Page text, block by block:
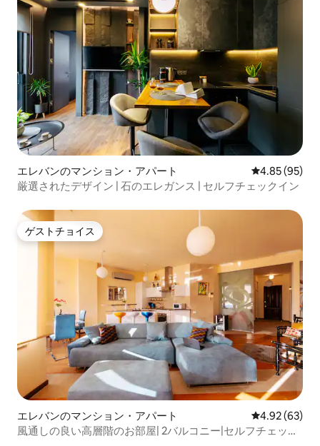
エレバンのマンション・アパート レビュー95
4.85 (95)
厳選されたデザイン | 石のエレガンス | セルフチェックイン
ゲストチョイス
ゲストチョイス
エレバンのマンション・アパート レビュー63
4.92 (63)
風通しの良い高層階のお部屋| 2バルコニー|セルフチェック